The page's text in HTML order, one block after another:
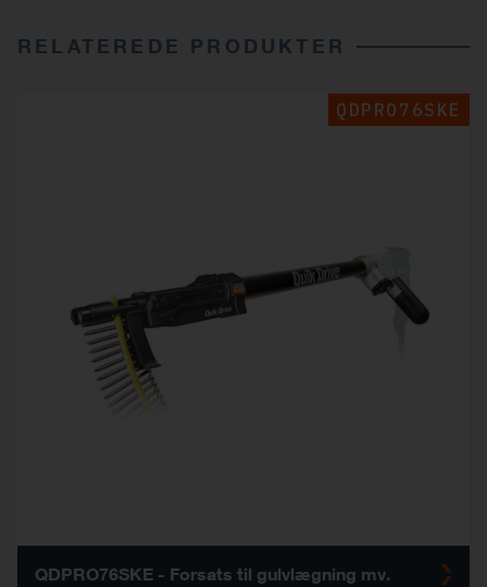
RELATEREDE PRODUKTER
QDPRO76SKE
QDPRO76SKE - Forsats til gulvlægning mv.